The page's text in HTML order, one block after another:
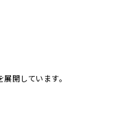
開しています。